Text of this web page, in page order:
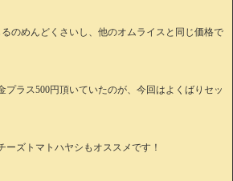
るのめんどくさいし、他のオムライスと同じ価格で
プラス500円頂いていたのが、今回はよくばりセッ
ーズトマトハヤシもオススメです！